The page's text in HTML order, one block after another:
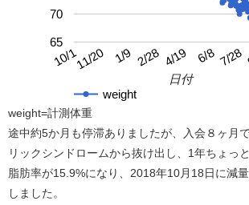
weight
10/111/20 1/9 2/28 4/19 6/8 7/28
65
70
日付
weight=計測体重
途中約5か月も停滞ありましたが、入会８ヶ月
リックシンドロームから抜け出し、1年ちょっ
脂肪率が15.9%になり、2018年10月18日に減
しました。